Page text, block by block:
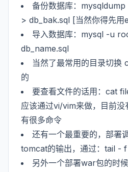
备份数据库：
> db_bak.sql [当然你得先用
导入数据库：mysql -u
db_name.sql
当然了最常用的目录切换
的
要查看文件的话用：cat
应该通过vi/vim来做，目前没
有很多命令
还有一个最重要的，部署
tomcat的输出，通过：tail -
另外一个部署war包的时